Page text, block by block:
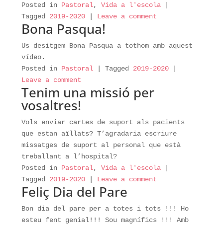
Posted in Pastoral, Vida a l'escola
Tagged
2019-2020 Leave a comment
Bona Pasqua!
Us desitgem Bona Pasqua a tothom amb aquest
vídeo.
Posted in Pastoral Tagged 2019-2020
Leave a comment
Tenim una missió per
vosaltres!
Vols enviar cartes de suport als pacients
que estan aïllats? T’agradaria escriure
missatges de suport al personal que està
treballant a l’hospital?
Posted in Pastoral, Vida a l'escola
Tagged
2019-2020 Leave a comment
Feliç Dia del Pare
Bon dia del pare per a totes i tots !!! Ho
esteu fent genial!!! Sou magnífics !!! Amb